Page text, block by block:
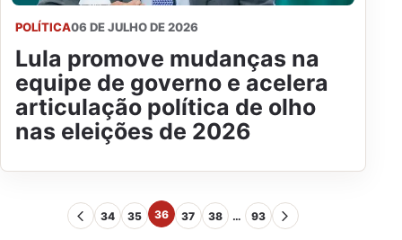
POLÍTICA06 DE JULHO DE 2026
Lula promove mudanças na
equipe de governo e acelera
articulação política de olho
nas eleições de 2026
34 35 36 37 38 … 93